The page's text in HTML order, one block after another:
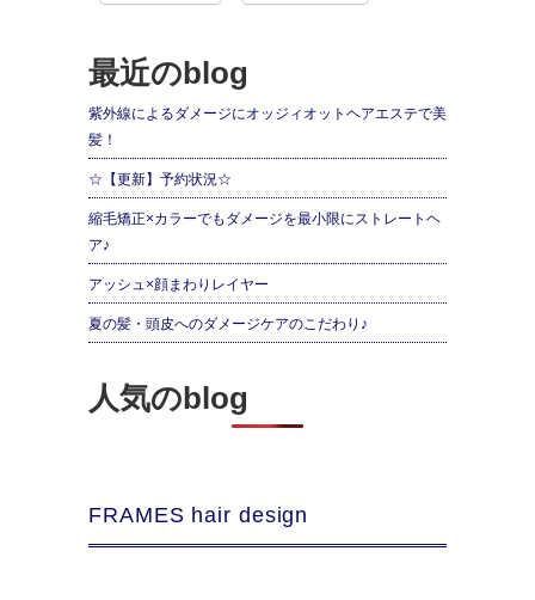
最近のblog
紫外線によるダメージにオッジィオットヘアエステで美
髪！
☆【更新】予約状況☆
縮毛矯正×カラーでもダメージを最小限にストレートヘ
ア♪
アッシュ×顔まわりレイヤー
夏の髪・頭皮へのダメージケアのこだわり♪
人気のblog
FRAMES hair design